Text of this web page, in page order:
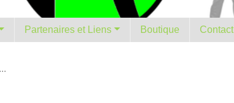
Partenaires et Liens Boutique Contact